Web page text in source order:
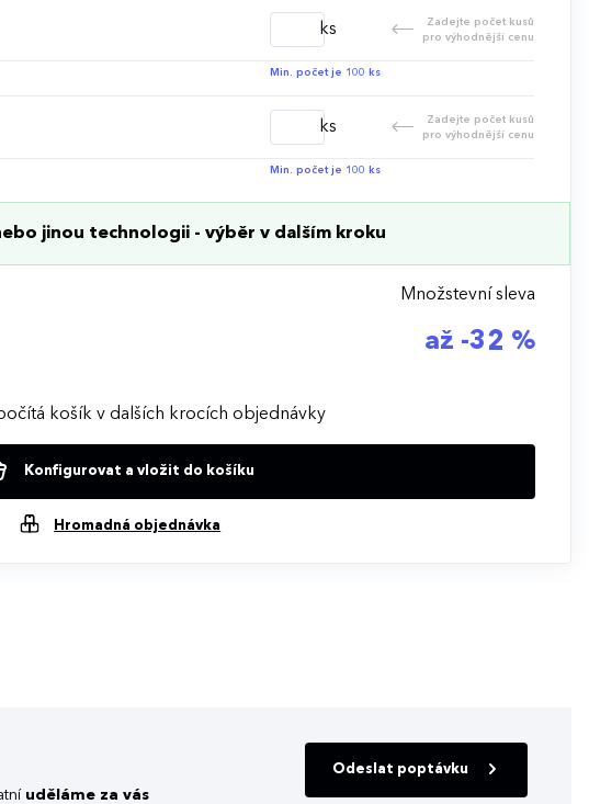
ks
Zadejte počet kusů
pro výhodnější cenu
Min. počet je 100 ks
ks
Zadejte počet kusů
pro výhodnější cenu
Min. počet je 100 ks
jinou technologii - výběr v dalším kroku
Množstevní sleva
až -32 %
košík v dalších krocích objednávky
Konfigurovat a vložit do košíku
Hromadná objednávka
uděláme za vás
Odeslat poptávku